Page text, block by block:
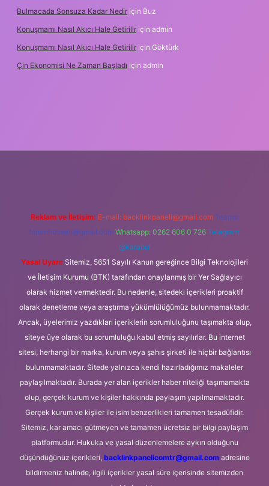
Bulmacada Sonsuza Kadar Nedir için Buz
Konuşmamı Nasıl Akıcı Hale Getirilir için admin
Konuşmamı Nasıl Akıcı Hale Getirilir için Göktürk
Çin Ekonomisi Ne Zaman Başladı için admin
Reklam ve İletişim: E-mail: backlinkpaneli@gmail.com Teams:
forumhizmeti@gmail.com Whatsapp: 0262 606 0 726 Telegram:
@karabul
Yasal Uyarı: Sitemiz, 5651 Sayılı Kanun gereğince Bilgi Teknolojileri
ve İletişim Kurumu (BTK) tarafından onaylanmış bir Yer Sağlayıcı
olarak hizmet vermektedir. Bu nedenle, sitedeki içerikleri proaktif
olarak denetleme veya araştırma yükümlülüğümüz bulunmamaktadır.
Ancak, üyelerimiz yazdıkları içeriklerin sorumluluğunu taşımakta olup,
siteye üye olarak bu sorumluluğu kabul etmiş sayılırlar. Bu internet
sitesi, herhangi bir marka, kurum veya şahıs şirketi ile hiçbir bağlantısı
bulunmamaktadır. Sitede yalnızca kendi hazırladığımız makaleler
paylaşılmaktadır. Burada yer alan içerikler haber niteliği taşımamakta
olup, gerçek kurum ve kişiler hakkında paylaşım yapılmamaktadır.
Gerçek kurum ve kişiler ile isim benzerlikleri tamamen tesadüfidir.
Sitemiz, kar amacı gütmeyen ve tamamen ücretsiz bir bilgi paylaşım
platformudur. Hukuka ve yasal düzenlemelere aykırı olduğunu
düşündüğünüz içerikleri, backlinkpanelicomtr@gmail.comadresine
bildirmeniz halinde, ilgili içerikler yasal süre içerisinde sitemizden